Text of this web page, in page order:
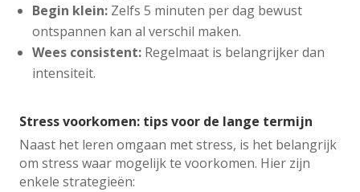
Begin klein: Zelfs 5 minuten per dag bewust
ontspannen kan al verschil maken.
Wees consistent: Regelmaat is belangrijker dan
intensiteit.
Stress voorkomen: tips voor de lange termijn
Naast het leren omgaan met stress, is het belangrijk
om stress waar mogelijk te voorkomen. Hier zijn
enkele strategieën: